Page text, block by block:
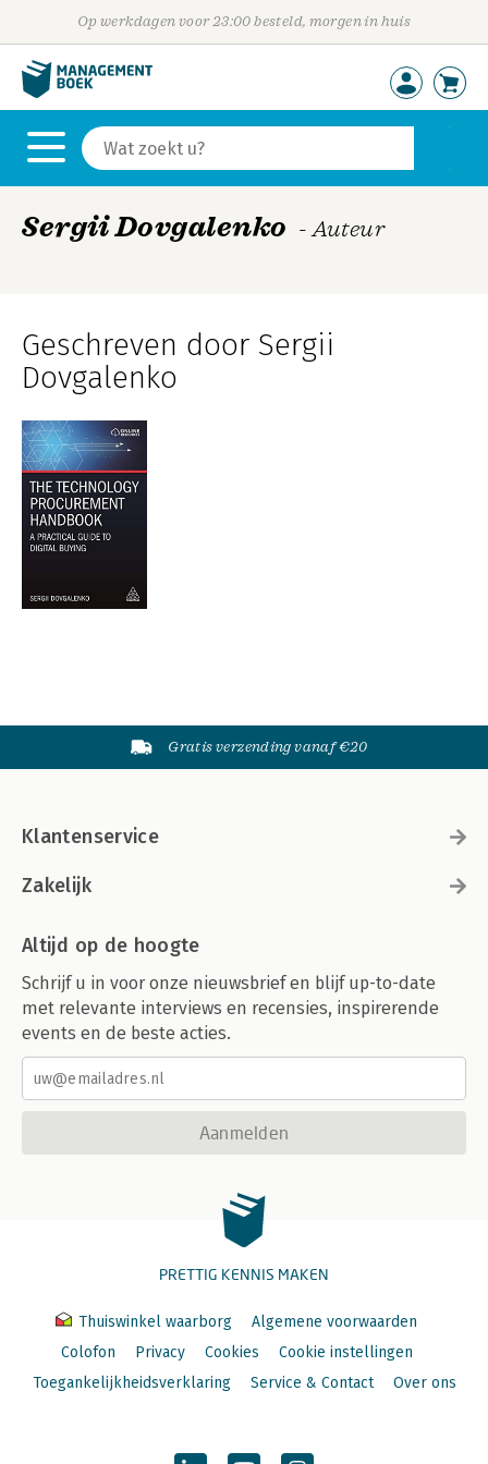
Op werkdagen voor 23:00 besteld, morgen in huis
Sergii Dovgalenko - Auteur
Geschreven door Sergii
Dovgalenko
Gratis verzending vanaf €20
Klantenservice
Zakelijk
Altijd op de hoogte
Schrijf u in voor onze nieuwsbrief en blijf up-to-date
met relevante interviews en recensies, inspirerende
events en de beste acties.
Aanmelden
PRETTIG KENNIS MAKEN
Thuiswinkel waarborg
Algemene voorwaarden
Colofon
Privacy Cookies
Cookie instellingen
Toegankelijkheidsverklaring
Service & Contact Over ons